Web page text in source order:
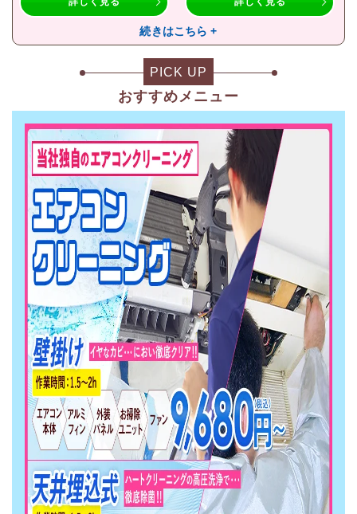
続きはこちら +
PICK UP
おすすめメニュー